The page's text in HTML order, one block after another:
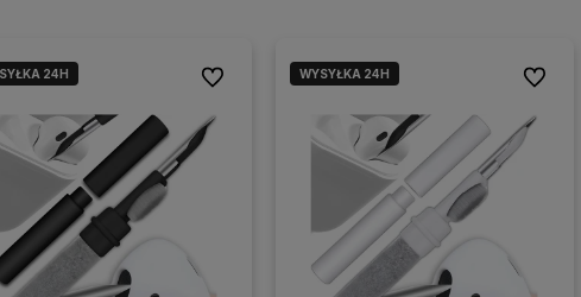
24H Do ulubionychWYSYŁKA 24H Do